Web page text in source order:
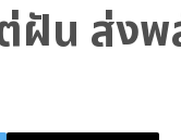
ฝัน ส่ง